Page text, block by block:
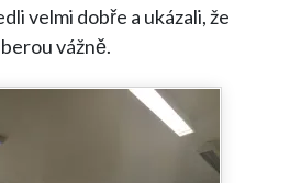
velmi dobře a ukázali, že
vážně.